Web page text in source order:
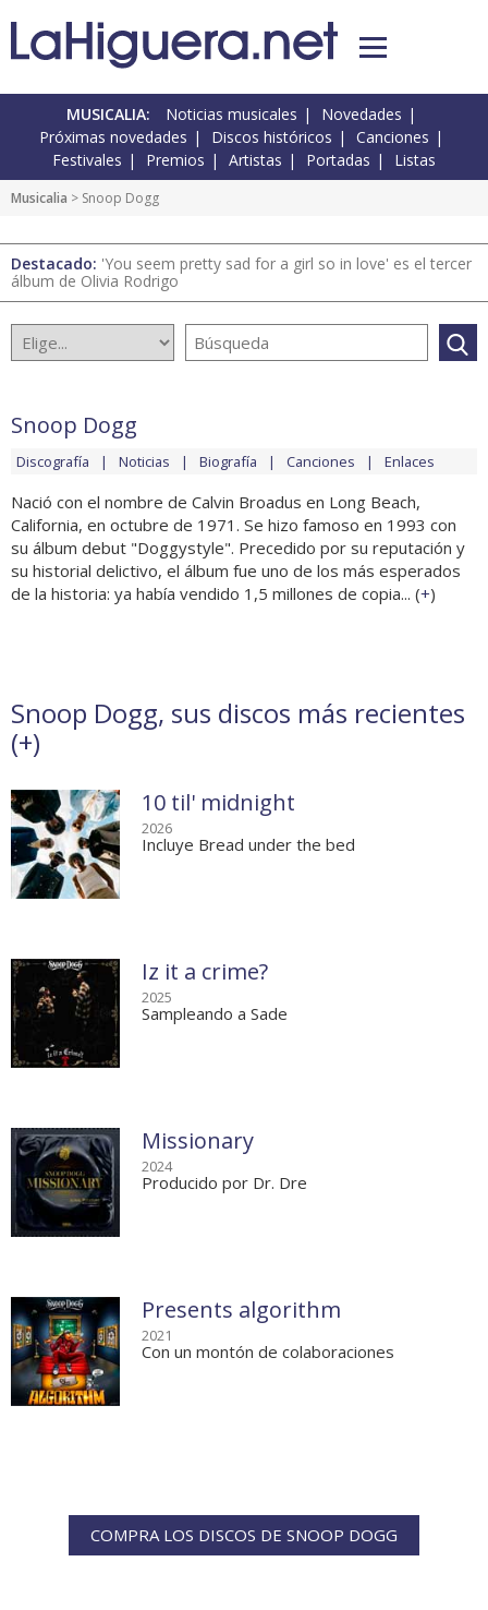
MUSICALIA: Noticias musicales
Novedades
Próximas novedades
Discos históricos
Canciones
Festivales
Premios Artistas Portadas Listas
Musicalia > Snoop Dogg
Destacado: 'You seem pretty sad for a girl so in love' es el tercer
álbum de Olivia Rodrigo
Snoop Dogg
Discografía Noticias Biografía Canciones Enlaces
Nació con el nombre de Calvin Broadus en Long Beach,
California, en octubre de 1971. Se hizo famoso en 1993 con
su álbum debut "Doggystyle". Precedido por su reputación y
su historial delictivo, el álbum fue uno de los más esperados
de la historia: ya había vendido 1,5 millones de copia... (+)
Snoop Dogg, sus discos más recientes
(+)
10 til' midnight
2026
Incluye Bread under the bed
Iz it a crime?
2025
Sampleando a Sade
Missionary
2024
Producido por Dr. Dre
Presents algorithm
2021
Con un montón de colaboraciones
COMPRA LOS DISCOS DE SNOOP DOGG